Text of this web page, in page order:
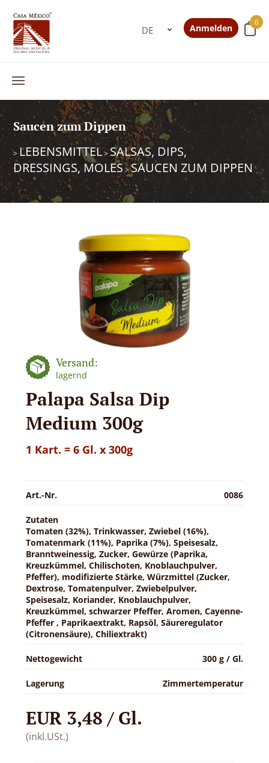
0
Anmelden
Saucen zum Dippen
> LEBENSMITTEL>SALSAS, DIPS,
DRESSINGS, MOLES>SAUCEN ZUM DIPPEN
Versand:
lagernd
Palapa Salsa Dip
Medium 300g
1 Kart. = 6 Gl. x 300g
Art.-Nr. 0086
Zutaten
Tomaten (32%), Trinkwasser, Zwiebel (16%),
Tomatenmark (11%), Paprika (7%), Speisesalz,
Branntweinessig, Zucker, Gewürze (Paprika,
Kreuzkümmel, Chilischoten, Knoblauchpulver,
Pfeffer), modifizierte Stärke, Würzmittel (Zucker,
Dextrose, Tomatenpulver, Zwiebelpulver,
Speisesalz, Koriander, Knoblauchpulver,
Kreuzkümmel, schwarzer Pfeffer, Aromen, Cayenne-
Pfeffer , Paprikaextrakt, Rapsöl, Säureregulator
(Citronensäure), Chiliextrakt)
Nettogewicht 300 g / Gl.
Lagerung Zimmertemperatur
EUR 3,48 / Gl.
(inkl.USt.)